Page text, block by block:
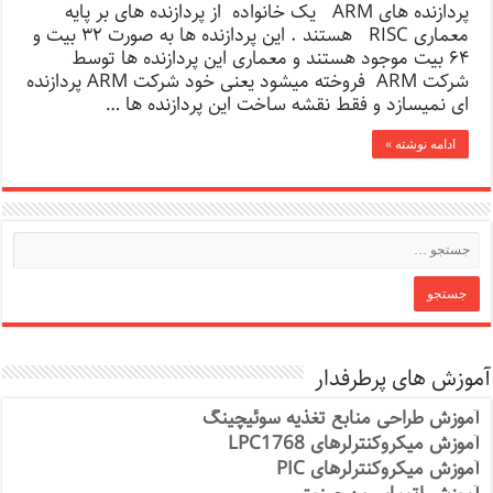
پردازنده های ARM یک خانواده از پردازنده های بر پایه
معماری RISC هستند . این پردازنده ها به صورت ۳۲ بیت و
۶۴ بیت موجود هستند و معماری این پردازنده ها توسط
شرکت ARM فروخته میشود یعنی خود شرکت ARM پردازنده
ای نمیسازد و فقط نقشه ساخت این پردازنده ها …
ادامه نوشته »
آموزش های پرطرفدار
آموزش طراحی منابع تغذیه سوئیچینگ
آموزش میکروکنترلرهای LPC1768
آموزش میکروکنترلرهای PIC